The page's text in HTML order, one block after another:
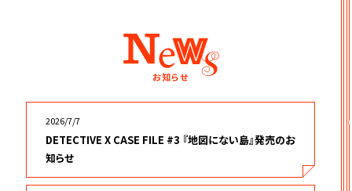
お知らせ
2026/7/7
DETECTIVE X CASE FILE #3 『地図にない島』発売のお
知らせ